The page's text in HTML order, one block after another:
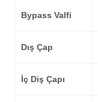
Bypass Valfi
Dış Çap
İç Diş Çapı